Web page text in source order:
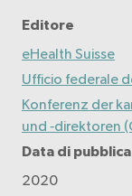
Editore
eHealth Suisse
Ufficio federale
Konferenz der
und ‑direktoren
Data di
2020